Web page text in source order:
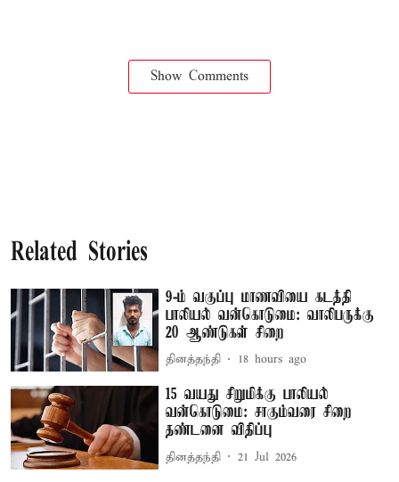
Show Comments
Related Stories
9-ம் வகுப்பு மாணவியை கடத்தி
பாலியல் வன்கொடுமை: வாலிபருக்கு
20 ஆண்டுகள் சிறை
தினத்தந்தி 18 hours ago
15 வயது சிறுமிக்கு பாலியல்
வன்கொடுமை: சாகும்வரை சிறை
தண்டனை விதிப்பு
தினத்தந்தி 21 Jul 2026